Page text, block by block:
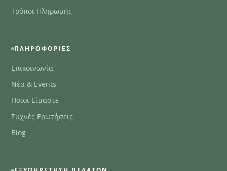
Τρόποι Πληρωμής
ΠΛΗΡΟΦΟΡΊΕΣ
Επικοινωνία
Νέα & Events
Ποιοι Είμαστε
Συχνές Ερωτήσεις
Blog